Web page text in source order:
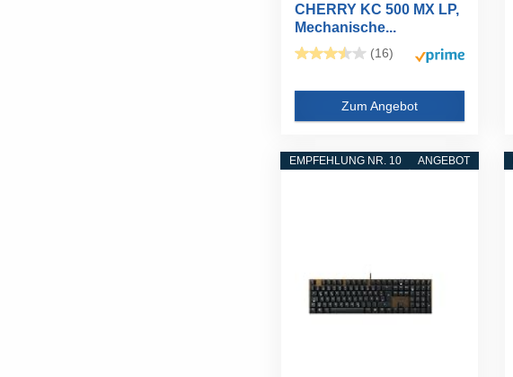
CHERRY KC 500 MX LP,
Mechanische...
(16)
Zum Angebot
ANGEBOT
EMPFEHLUNG NR. 10